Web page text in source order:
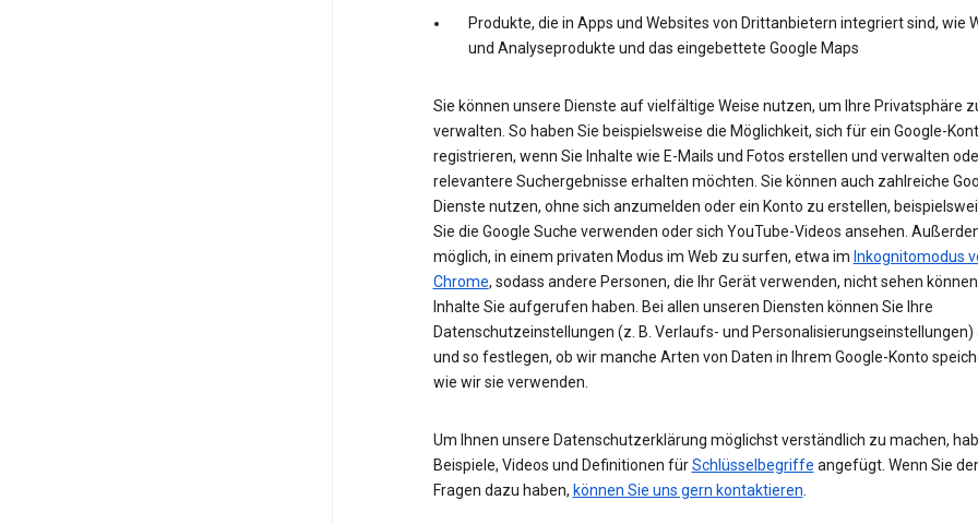
Produkte, die in Apps und Websites von Drittanbietern integriert sind, wie
und Analyseprodukte und das eingebettete Google Maps
Sie können unsere Dienste auf vielfältige Weise nutzen, um Ihre Privatsphäre
verwalten. So haben Sie beispielsweise die Möglichkeit, sich für ein Google-
registrieren, wenn Sie Inhalte wie E-Mails und Fotos erstellen und verwalten
relevantere Suchergebnisse erhalten möchten. Sie können auch zahlreiche
Dienste nutzen, ohne sich anzumelden oder ein Konto zu erstellen,
Sie die Google Suche verwenden oder sich YouTube-Videos ansehen.
möglich, in einem privaten Modus im Web zu surfen, etwa im Inkognitomodus
Chrome, sodass andere Personen, die Ihr Gerät verwenden, nicht sehen
Inhalte Sie aufgerufen haben. Bei allen unseren Diensten können Sie Ihre
Datenschutzeinstellungen (z. B. Verlaufs- und Personalisierungseinstellungen)
und so festlegen, ob wir manche Arten von Daten in Ihrem Google-Konto
wie wir sie verwenden.
Um Ihnen unsere Datenschutzerklärung möglichst verständlich zu machen,
Beispiele, Videos und Definitionen fürSchlüsselbegriffe angefügt. Wenn Sie
Fragen dazu haben, können Sie uns gern kontaktieren.